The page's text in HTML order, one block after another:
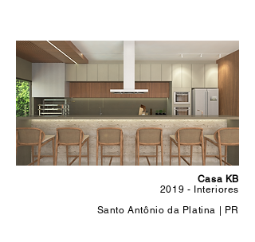
Casa KB
2019 - Interiores
Santo Antônio da Platina | PR